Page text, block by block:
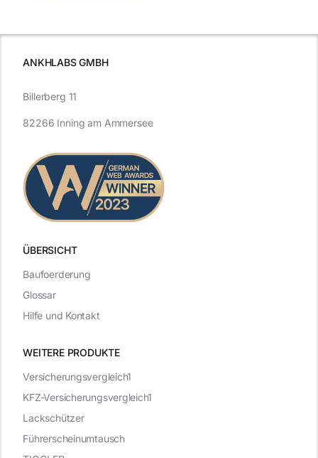
ANKHLABS GMBH
ÜBERSICHT
WEITERE PRODUKTE
Versicherungsvergleich1
KFZ-Versicherungsvergleich1
Lackschützer
Führerscheinumtausch
Billerberg 11
82266 Inning am Ammersee
Baufoerderung
Glossar
Hilfe und Kontakt